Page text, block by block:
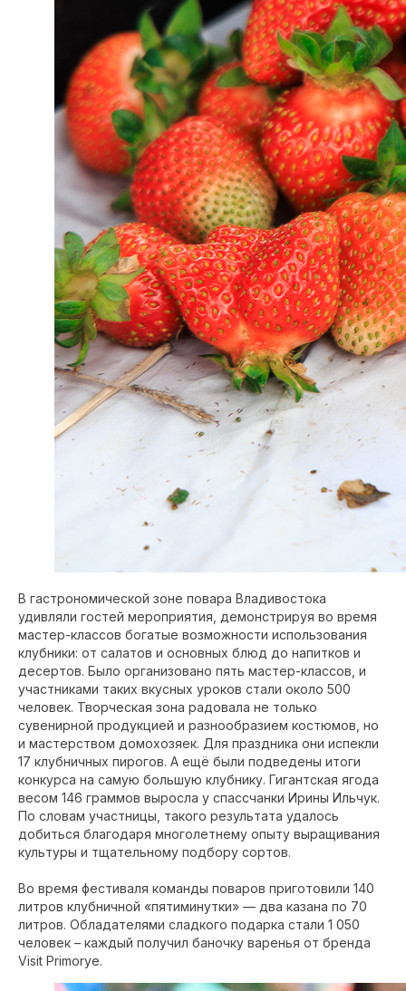
В гастрономической зоне повара Владивостока
удивляли гостей мероприятия, демонстрируя во время
мастер-классов богатые возможности использования
клубники: от салатов и основных блюд до напитков и
десертов. Было организовано пять мастер-классов, и
участниками таких вкусных уроков стали около 500
человек. Творческая зона радовала не только
сувенирной продукцией и разнообразием костюмов, но
и мастерством домохозяек. Для праздника они испекли
17 клубничных пирогов. А ещё были подведены итоги
конкурса на самую большую клубнику. Гигантская ягода
весом 146 граммов выросла у спассчанки Ирины Ильчук.
По словам участницы, такого результата удалось
добиться благодаря многолетнему опыту выращивания
культуры и тщательному подбору сортов.
Во время фестиваля команды поваров приготовили 140
литров клубничной «пятиминутки» — два казана по 70
литров. Обладателями сладкого подарка стали 1 050
человек – каждый получил баночку варенья от бренда
Visit Primorye.